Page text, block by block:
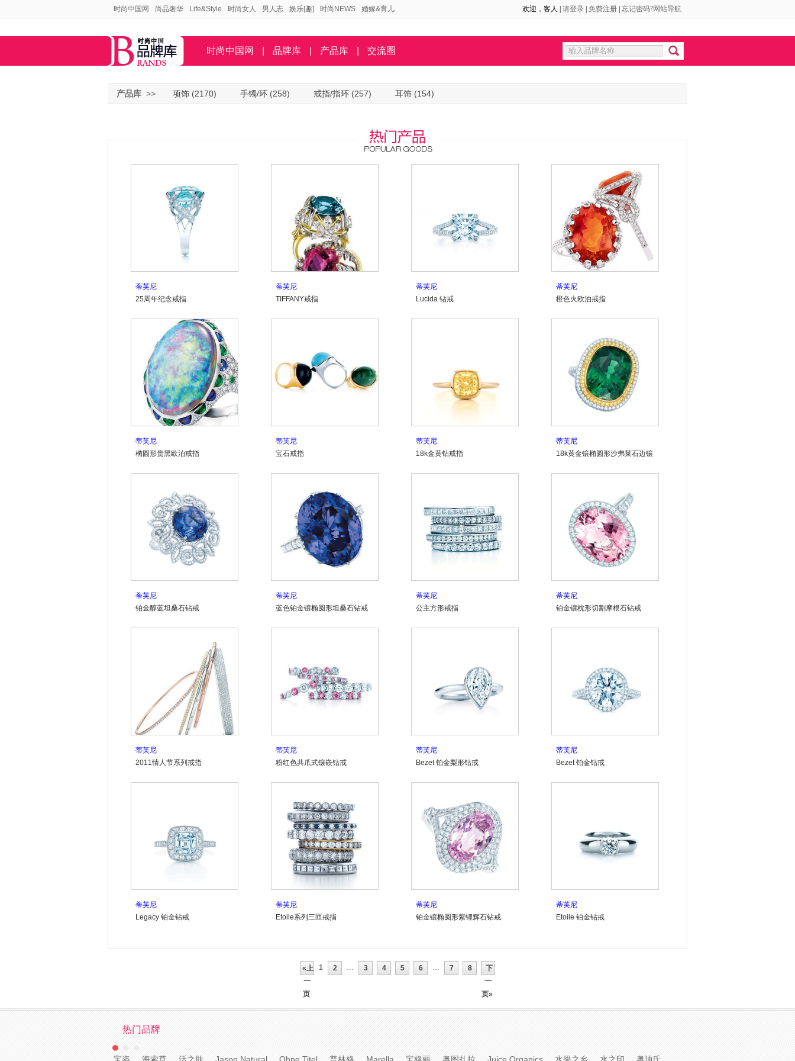
时尚中国网 尚品奢华 Life&Style 时尚女人 男人志 娱乐[趣] 时尚NEWS 婚嫁&育儿 欢迎， 客人 请登录 免费注册 忘记密码?网站导航
时尚中国网 品牌库 产品库 交流圈
产品库 >> 项饰 (2170) 手镯/环 (258) 戒指/指环 (257) 耳饰 (154)
蒂芙尼
25周年纪念戒指
蒂芙尼
TIFFANY戒指
蒂芙尼
Lucida 钻戒
蒂芙尼
橙色火欧泊戒指
蒂芙尼
椭圆形贵黑欧泊戒指
蒂芙尼
宝石戒指
蒂芙尼
18k金黄钻戒指
蒂芙尼
18k黄金镶椭圆形沙弗莱石边镶
蒂芙尼
铂金醇蓝坦桑石钻戒
蒂芙尼
蓝色铂金镶椭圆形坦桑石钻戒
蒂芙尼
公主方形戒指
蒂芙尼
铂金镶枕形切割摩根石钻戒
蒂芙尼
2011情人节系列戒指
蒂芙尼
粉红色共爪式镶嵌钻戒
蒂芙尼
Bezet 铂金梨形钻戒
蒂芙尼
Bezet 铂金钻戒
蒂芙尼
Legacy 铂金钻戒
蒂芙尼
Etoile系列三匝戒指
蒂芙尼
铂金镶椭圆形紫锂辉石钻戒
蒂芙尼
Etoile 铂金钻戒
«上
一
页
1 2 … 3 4 5 6 … 7 8
下
一
页»
热门品牌